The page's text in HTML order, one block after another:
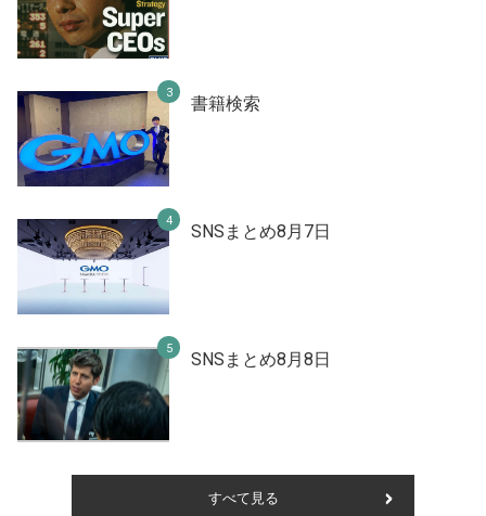
書籍検索
SNSまとめ8月7日
SNSまとめ8月8日
すべて見る